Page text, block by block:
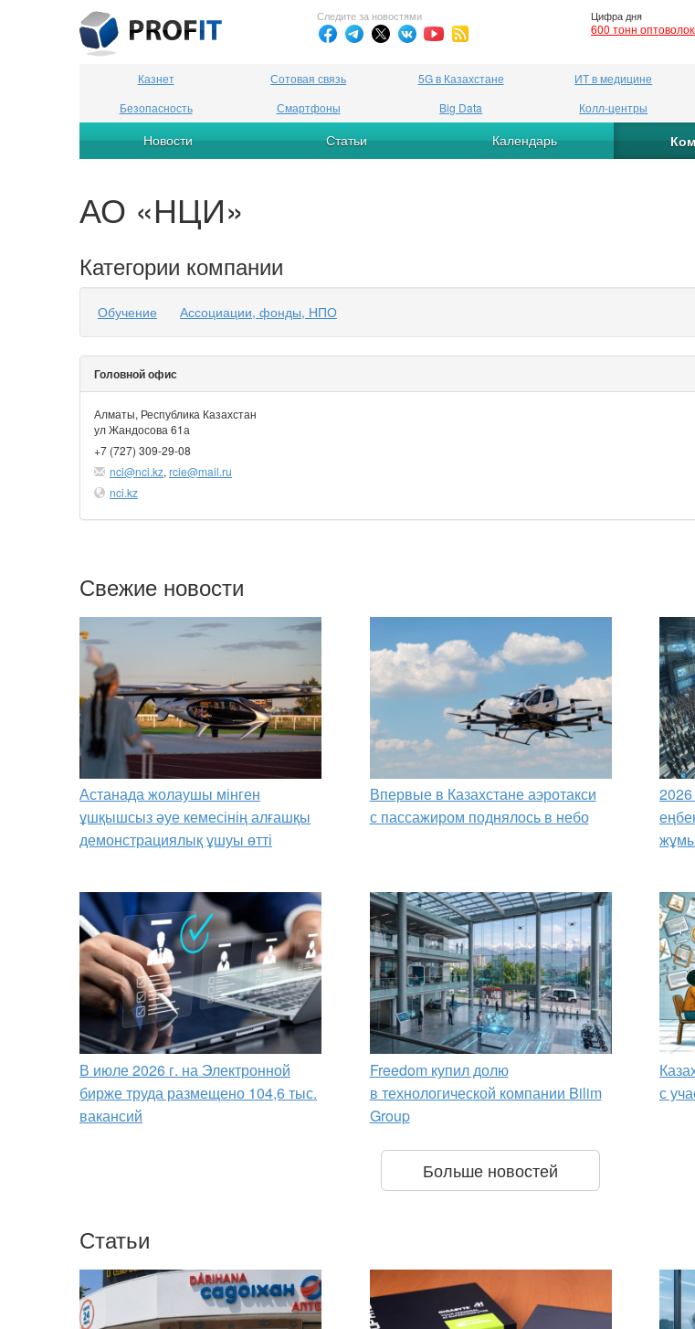
Следите за новостями Цифра дня
600 тонн
Казнет Сотовая связь 5G в Казахстане ИТ в медицине
Безопасность
Смартфоны Big Data Колл-центры
Новости Статьи Календарь
АО «НЦИ»
Категории компании
Обучение Ассоциации, фонды, НПО
Головной офис
Алматы, Республика Казахстан
ул Жандосова 61а
+7 (727) 309-29-08
nci@nci.kz, rcie@mail.ru
nci.kz
Свежие новости
Астанада жолаушы мінген
ұшқышсыз әуе кемесінің алғашқы
демонстрациялық ұшуы өтті
Впервые в Казахстане аэротакси
с пассажиром поднялось в небо
В июле 2026 г. на Электронной
бирже труда размещено 104,6 тыс.
вакансий
Freedom купил долю
в технологической компании Bilim
Group
с
Больше новостей
Статьи